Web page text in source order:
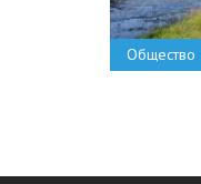
Общество